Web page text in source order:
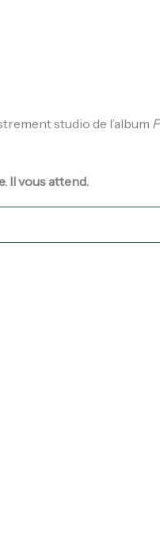
studio de l’album
Il vous attend.